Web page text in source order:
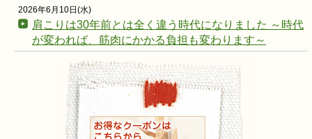
2026年6月10日(水)
肩こりは30年前とは全く違う時代になりました ～時代
が変われば、筋肉にかかる負担も変わります～